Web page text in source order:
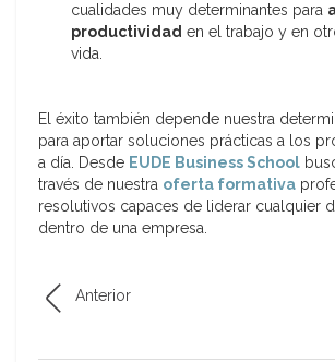
cualidades muy determinantes para
productividad en el trabajo y en
vida.
El éxito también depende nuestra
para aportar soluciones prácticas a los
a día. Desde EUDE Business School
través de nuestra oferta formativa
resolutivos capaces de liderar cualquier
dentro de una empresa.
Anterior